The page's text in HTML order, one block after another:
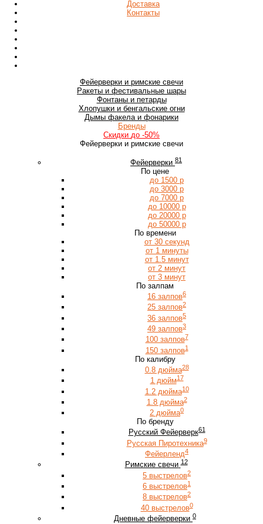
Доставка
Контакты
Фейерверки и римские свечи
Ракеты и фестивальные шары
Фонтаны и петарды
Хлопушки и бенгальские огни
Дымы факела и фонарики
Бренды
Скидки до -50%
Фейерверки и римские свечи
Фейерверки 81
По цене
до 1500 р
до 3000 р
до 7000 р
до 10000 р
до 20000 р
до 50000 р
По времени
от 30 секунд
от 1 минуты
от 1.5 минут
от 2 минут
от 3 минут
По залпам
16 залпов6
25 залпов2
36 залпов5
49 залпов3
100 залпов7
150 залпов1
По калибру
0.8 дюйма28
1 дюйм17
1.2 дюйма10
1.8 дюйма2
2 дюйма0
По бренду
Русский Фейерверк61
Русская Пиротехника9
Фейерленд4
Римские свечи 12
5 выстрелов2
6 выстрелов1
8 выстрелов2
40 выстрелов0
Дневные фейерверки 0